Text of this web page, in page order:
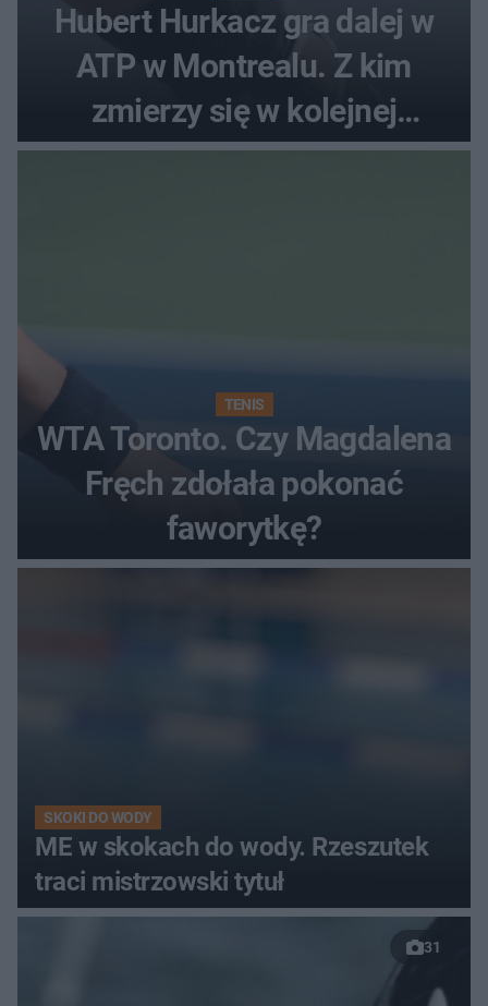
Hubert Hurkacz gra dalej w
ATP w Montrealu. Z kim
zmierzy się w kolejnej
rundzie?
TENIS
WTA Toronto. Czy Magdalena
Fręch zdołała pokonać
faworytkę?
SKOKI DO WODY
ME w skokach do wody. Rzeszutek
traci mistrzowski tytuł
31